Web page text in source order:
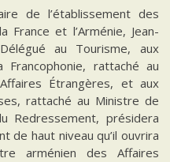
de l’établissement des
France et l’Arménie, Jean-
au Tourisme, aux
rattaché au
Étrangères, et aux
rattaché au Ministre de
Redressement, présidera
de haut niveau qu’il ouvrira
arménien des Affaires